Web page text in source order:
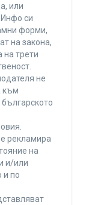
или
си
форми,
на закона,
на трети
не
към
рекламира
на
и/или
и по